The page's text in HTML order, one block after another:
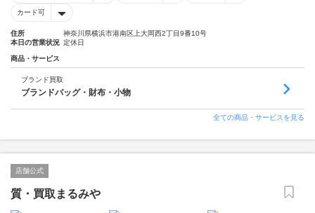
カード可
住所
神奈川県横浜市港南区上大岡西2丁目9番10号
本日の営業状況 定休日
商品・サービス
ブランド買取
ブランドバッグ・財布・小物
全ての商品・サービスを見る
店舗公式
質・買取まるみや